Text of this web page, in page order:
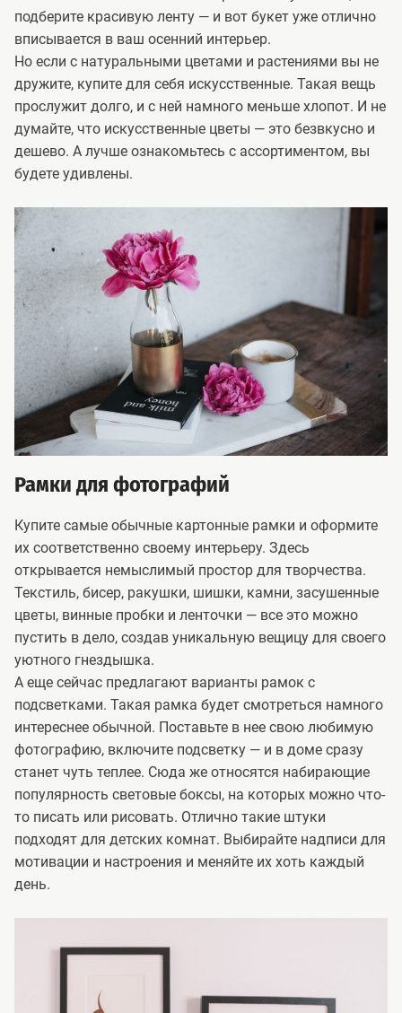
подберите красивую ленту — и вот букет уже отлично
вписывается в ваш осенний интерьер.
Но если с натуральными цветами и растениями вы не
дружите, купите для себя искусственные. Такая вещь
прослужит долго, и с ней намного меньше хлопот. И не
думайте, что искусственные цветы — это безвкусно и
дешево. А лучше ознакомьтесь с ассортиментом, вы
будете удивлены.
Рамки для фотографий
Купите самые обычные картонные рамки и оформите
их соответственно своему интерьеру. Здесь
открывается немыслимый простор для творчества.
Текстиль, бисер, ракушки, шишки, камни, засушенные
цветы, винные пробки и ленточки — все это можно
пустить в дело, создав уникальную вещицу для своего
уютного гнездышка.
А еще сейчас предлагают варианты рамок с
подсветками. Такая рамка будет смотреться намного
интереснее обычной. Поставьте в нее свою любимую
фотографию, включите подсветку — и в доме сразу
станет чуть теплее. Сюда же относятся набирающие
популярность световые боксы, на которых можно что-
то писать или рисовать. Отлично такие штуки
подходят для детских комнат. Выбирайте надписи для
мотивации и настроения и меняйте их хоть каждый
день.